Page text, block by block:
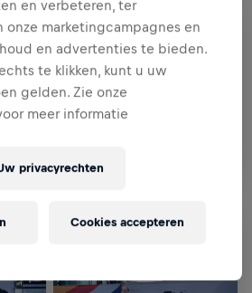
en verbeteren, ter
onze marketingcampagnes en
en advertenties te bieden.
te klikken, kunt u uw
gelden. Zie onze
meer informatie
privacyrechten
Cookies accepteren